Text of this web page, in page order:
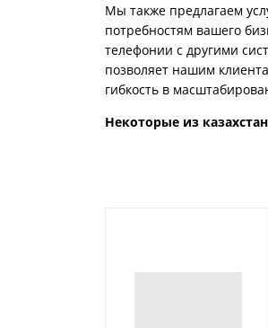
Мы также предлагаем
потребностям вашего
телефонии с другими
позволяет нашим
гибкость в
Некоторые из